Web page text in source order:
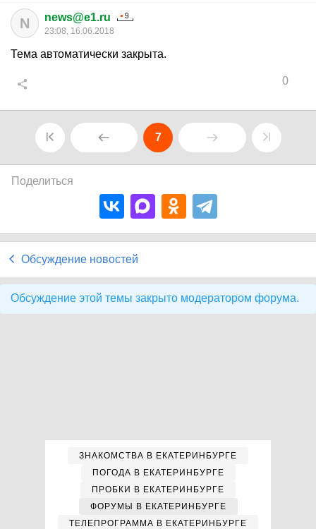
N news@e1.ru
23:08, 16.06.2018
Тема автоматически закрыта.
0
7
Поделиться
Обсуждение новостей
Обсуждение этой темы закрыто модератором форума.
ЗНАКОМСТВА В ЕКАТЕРИНБУРГЕ
ПОГОДА В ЕКАТЕРИНБУРГЕ
ПРОБКИ В ЕКАТЕРИНБУРГЕ
ФОРУМЫ В ЕКАТЕРИНБУРГЕ
ТЕЛЕПРОГРАММА В ЕКАТЕРИНБУРГЕ